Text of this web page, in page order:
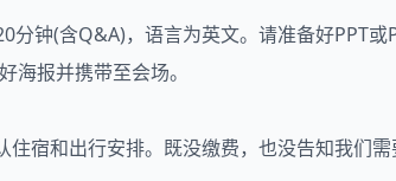
(含Q&A)，语言为英文。请准备好PPT或
报并携带至会场。
宿和出行安排。既没缴费，也没告知我们